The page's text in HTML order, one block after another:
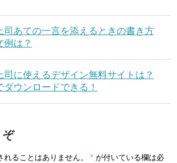
司あての一言を添えるときの書き方
例は？
司に使えるデザイン無料サイトは？
ダウンロードできる！
ぞ
ることはありません。 * が付いている欄は必